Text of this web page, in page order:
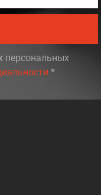
персональных
.*